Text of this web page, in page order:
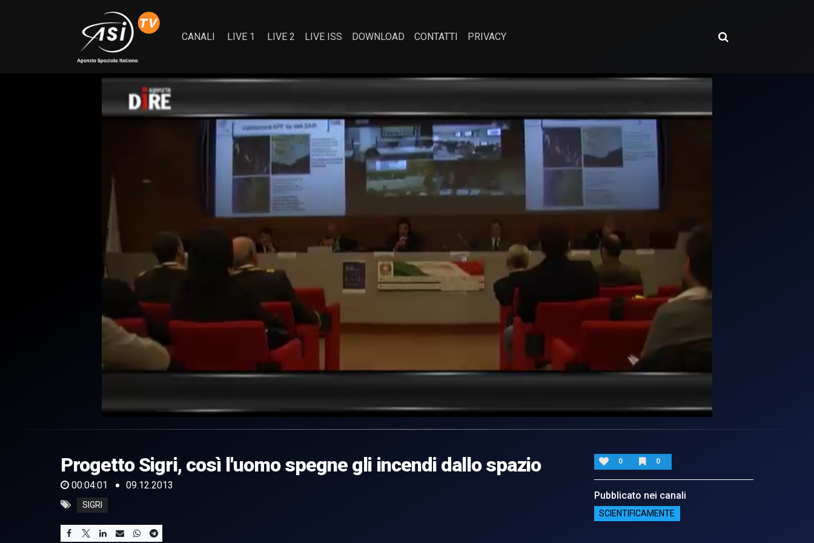
CANALI LIVE 1 LIVE 2 LIVE ISS DOWNLOAD CONTATTI PRIVACY
of
1
secondVolume
0%
Progetto Sigri, così l'uomo spegne gli incendi dallo spazio
00:04:01 09.12.2013
SIGRI
0 0
Pubblicato nei canali
SCIENTIFICAMENTE